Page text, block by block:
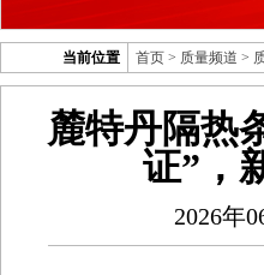
当前位置 首页 > 质量频道 >
麓特丹隔热
证”，
2026年